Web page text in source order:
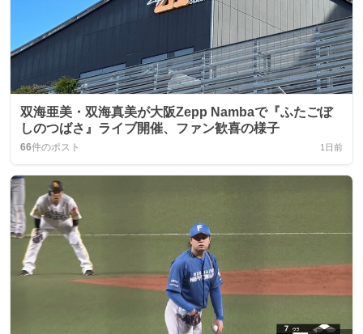
双海亜美・双海真美が大阪Zepp Nambaで『ふたごぼ
しのつばさ』ライブ開催、ファン歓喜の様子
66件のポスト 1日前